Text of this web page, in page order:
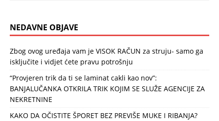
NEDAVNE OBJAVE
Zbog ovog uređaja vam je VISOK RAČUN za struju- samo ga
isključite i vidjet ćete pravu potrošnju
“Provjeren trik da ti se laminat cakli kao nov”:
BANJALUČANKA OTKRILA TRIK KOJIM SE SLUŽE AGENCIJE ZA
NEKRETNINE
KAKO DA OČISTITE ŠPORET BEZ PREVIŠE MUKE I RIBANJA?